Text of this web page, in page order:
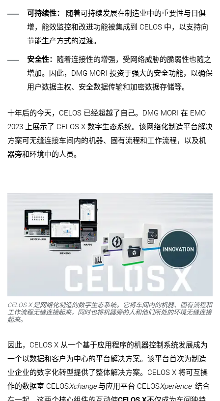
可持续性：
随着可持续发展在制造业中的重要性与日俱
增，能效监控和改进功能被集成到 CELOS 中，以支持向
节能生产方式的过渡。
安全性：
随着连接性的增强，受网络威胁的脆弱性也随之
增加。因此，DMG MORI 投资于强大的安全功能，以确保
用户数据主权、安全数据传输和加密数据存储等。
十年后的今天，CELOS 已经超越了自己。DMG MORI 在 EMO
2023 上展示了 CELOS X 数字生态系统。该网络化制造平台解决
方案可无缝连接车间内的机器、固有流程和工作流程，以及机
器旁和环境中的人员。
CELOS X 是网络化制造的数字生态系统。它将车间内的机器、固有流程和
工作流程无缝连接起来，同时也将机器旁的人和他们所处的环境无缝连接
起来。
因此，CELOS X 从一个基于应用程序的机器控制系统发展成为
一个以数据和客户为中心的平台解决方案。该平台首次为制造
业企业的数字化转型提供了整体解决方案。CELOS X 将可互操
作的数据室 CELOSXchange与应用平台 CELOSXperience 结合